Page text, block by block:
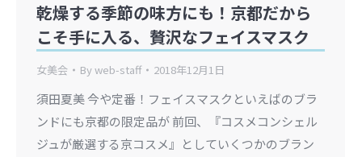
乾燥する季節の味方にも！京都だから
こそ手に入る、贅沢なフェイスマスク
女美会 Byweb-staff 2018年12月1日
須田夏美 今や定番！フェイスマスクといえばのブラ
ンドにも京都の限定品が 前回、『コスメコンシェル
ジュが厳選する京コスメ』としていくつかのブラン